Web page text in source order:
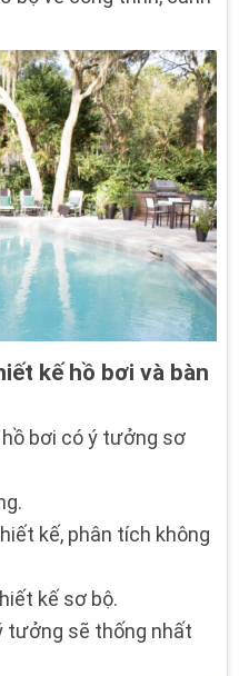
kế hồ bơi và bàn
bơi có ý tưởng sơ
kế, phân tích không
kế sơ bộ.
tưởng sẽ thống nhất